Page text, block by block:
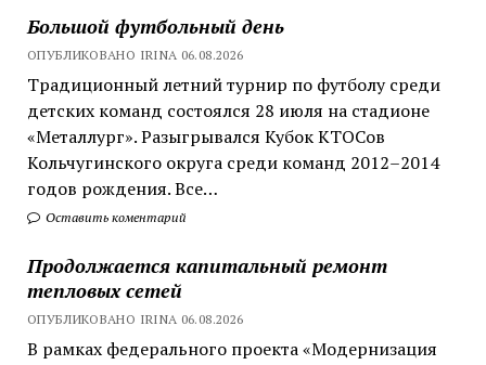
Большой футбольный день
ОПУБЛИКОВАНО IRINA 06.08.2026
Традиционный летний турнир по футболу среди
детских команд состоялся 28 июля на стадионе
«Металлург». Разыгрывался Кубок КТОСов
Кольчугинского округа среди команд 2012–2014
годов рождения. Все…
Оставить коментарий
Продолжается капитальный ремонт
тепловых сетей
ОПУБЛИКОВАНО IRINA 06.08.2026
В рамках федерального проекта «Модернизация